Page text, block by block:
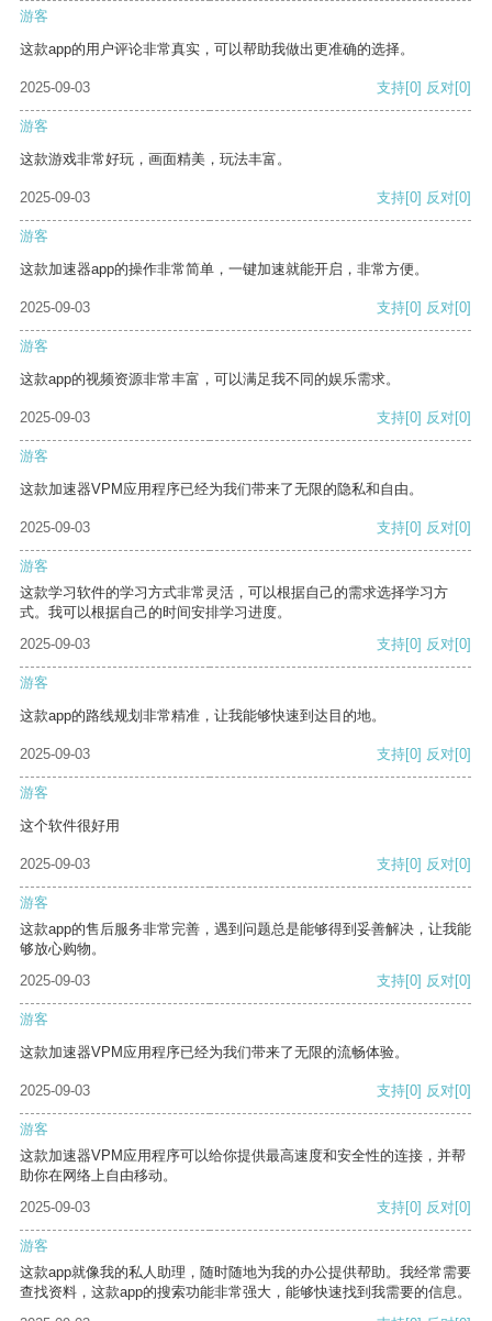
游客
这款app的用户评论非常真实，可以帮助我做出更准确的选择。
2025-09-03 支持[0] 反对[0]
游客
这款游戏非常好玩，画面精美，玩法丰富。
2025-09-03 支持[0] 反对[0]
游客
这款加速器app的操作非常简单，一键加速就能开启，非常方便。
2025-09-03 支持[0] 反对[0]
游客
这款app的视频资源非常丰富，可以满足我不同的娱乐需求。
2025-09-03 支持[0] 反对[0]
游客
这款加速器VPM应用程序已经为我们带来了无限的隐私和自由。
2025-09-03 支持[0] 反对[0]
游客
这款学习软件的学习方式非常灵活，可以根据自己的需求选择学习方
式。我可以根据自己的时间安排学习进度。
2025-09-03
支持[0] 反对[0]
游客
这款app的路线规划非常精准，让我能够快速到达目的地。
2025-09-03 支持[0] 反对[0]
游客
这个软件很好用
2025-09-03 支持[0] 反对[0]
游客
这款app的售后服务非常完善，遇到问题总是能够得到妥善解决，让我能
够放心购物。
2025-09-03
支持[0] 反对[0]
游客
这款加速器VPM应用程序已经为我们带来了无限的流畅体验。
2025-09-03 支持[0] 反对[0]
游客
这款加速器VPM应用程序可以给你提供最高速度和安全性的连接，并帮
助你在网络上自由移动。
2025-09-03
支持[0] 反对[0]
游客
这款app就像我的私人助理，随时随地为我的办公提供帮助。我经常需要
查找资料，这款app的搜索功能非常强大，能够快速找到我需要的信息。